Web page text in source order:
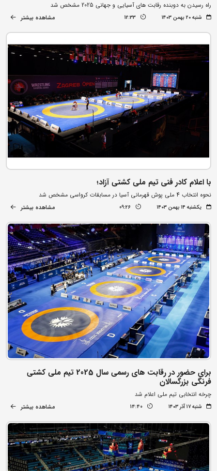
راه رسیدن به دوبنده رقابت های آسیایی و جهانی 2025 مشخص شد
شنبه ۲۰ بهمن ۱۴۰۳ 12:33 مشاهده بیشتر
با اعلام کادر فنی تیم ملی کشتی آزاد؛
نحوه انتخاب 4 ملی پوش قهرمانی آسیا در مسابقات کرواسی مشخص شد
یکشنبه ۱۴ بهمن ۱۴۰۳ 09:26 مشاهده بیشتر
برای حضور در رقابت های رسمی سال 2025 تیم ملی کشتی
فرنگی بزرگسالان
چرخه انتخابی تیم ملی اعلام شد
شنبه ۱۷ آذر ۱۴۰۳ 14:40 مشاهده بیشتر